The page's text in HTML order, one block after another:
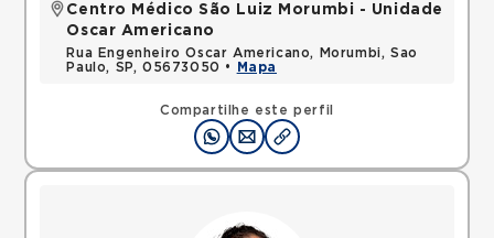
Compartilhe este perfil
Centro Médico São Luiz Morumbi - Unidade
Oscar Americano
Rua Engenheiro Oscar Americano, Morumbi, Sao
Paulo, SP, 05673050 •
Mapa